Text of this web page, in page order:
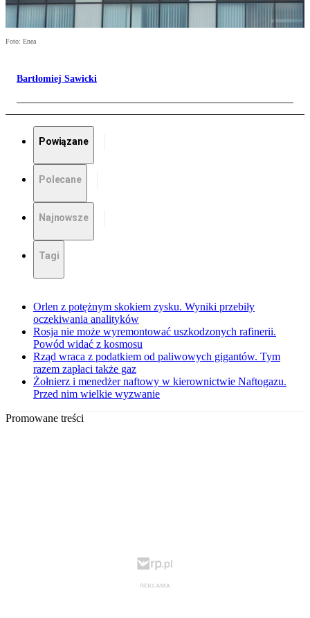
Foto: Enea
Bartłomiej Sawicki
Powiązane
Polecane
Najnowsze
Tagi
Orlen z potężnym skokiem zysku. Wyniki przebiły
oczekiwania analityków
Rosja nie może wyremontować uszkodzonych rafinerii.
Powód widać z kosmosu
Rząd wraca z podatkiem od paliwowych gigantów. Tym
razem zapłaci także gaz
Żołnierz i menedżer naftowy w kierownictwie Naftogazu.
Przed nim wielkie wyzwanie
Promowane treści